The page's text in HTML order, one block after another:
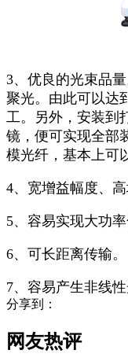
3、优良的光束品
聚光。由此可以达
工。另外，安装到
镜，便可实现全部
模光纤，基本上可
4、宽增益幅度、高
5、容易实现大功率
6、可长距离传输。
7、容易产生非线性
分享到：
网友热评